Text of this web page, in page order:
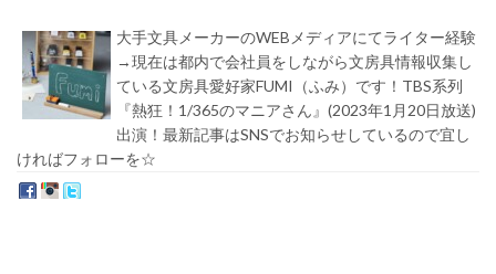
大手文具メーカーのWEBメディアにてライター経験
→現在は都内で会社員をしながら文房具情報収集し
ている文房具愛好家FUMI（ふみ）です！TBS系列
『熱狂！1/365のマニアさん』(2023年1月20日放送)
出演！最新記事はSNSでお知らせしているので宜し
ければフォローを☆